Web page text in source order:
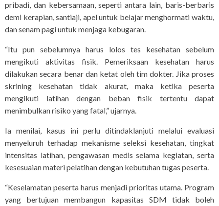
pribadi, dan kebersamaan, seperti antara lain, baris-berbaris
demi kerapian, santiaji, apel untuk belajar menghormati waktu,
dan senam pagi untuk menjaga kebugaran.
“Itu pun sebelumnya harus lolos tes kesehatan sebelum
mengikuti aktivitas fisik. Pemeriksaan kesehatan harus
dilakukan secara benar dan ketat oleh tim dokter. Jika proses
skrining kesehatan tidak akurat, maka ketika peserta
mengikuti latihan dengan beban fisik tertentu dapat
menimbulkan risiko yang fatal,” ujarnya.
Ia menilai, kasus ini perlu ditindaklanjuti melalui evaluasi
menyeluruh terhadap mekanisme seleksi kesehatan, tingkat
intensitas latihan, pengawasan medis selama kegiatan, serta
kesesuaian materi pelatihan dengan kebutuhan tugas peserta.
“Keselamatan peserta harus menjadi prioritas utama. Program
yang bertujuan membangun kapasitas SDM tidak boleh